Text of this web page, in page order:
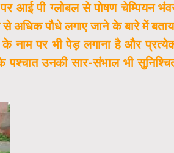
आई पी ग्लोबल से पोषण चेम्पियन
अधिक पौधे लगाए जाने के बारे में
के नाम पर भी पेड़ लगाना है और
उनकी सार-संभाल भी